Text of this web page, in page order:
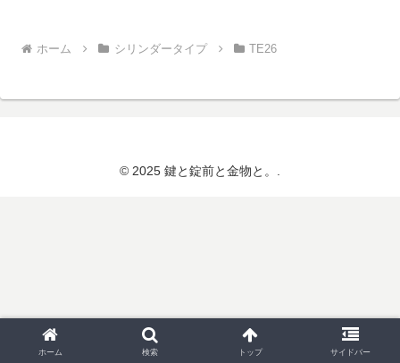
ホーム シリンダータイプ TE26
© 2025 鍵と錠前と金物と。.
ホーム 検索 トップ サイドバー